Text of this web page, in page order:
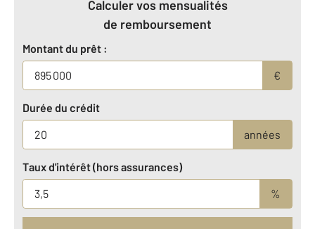
Calculer vos mensualités
de remboursement
Montant du prêt :
€
Durée du crédit
années
Taux d'intérêt (hors assurances)
%